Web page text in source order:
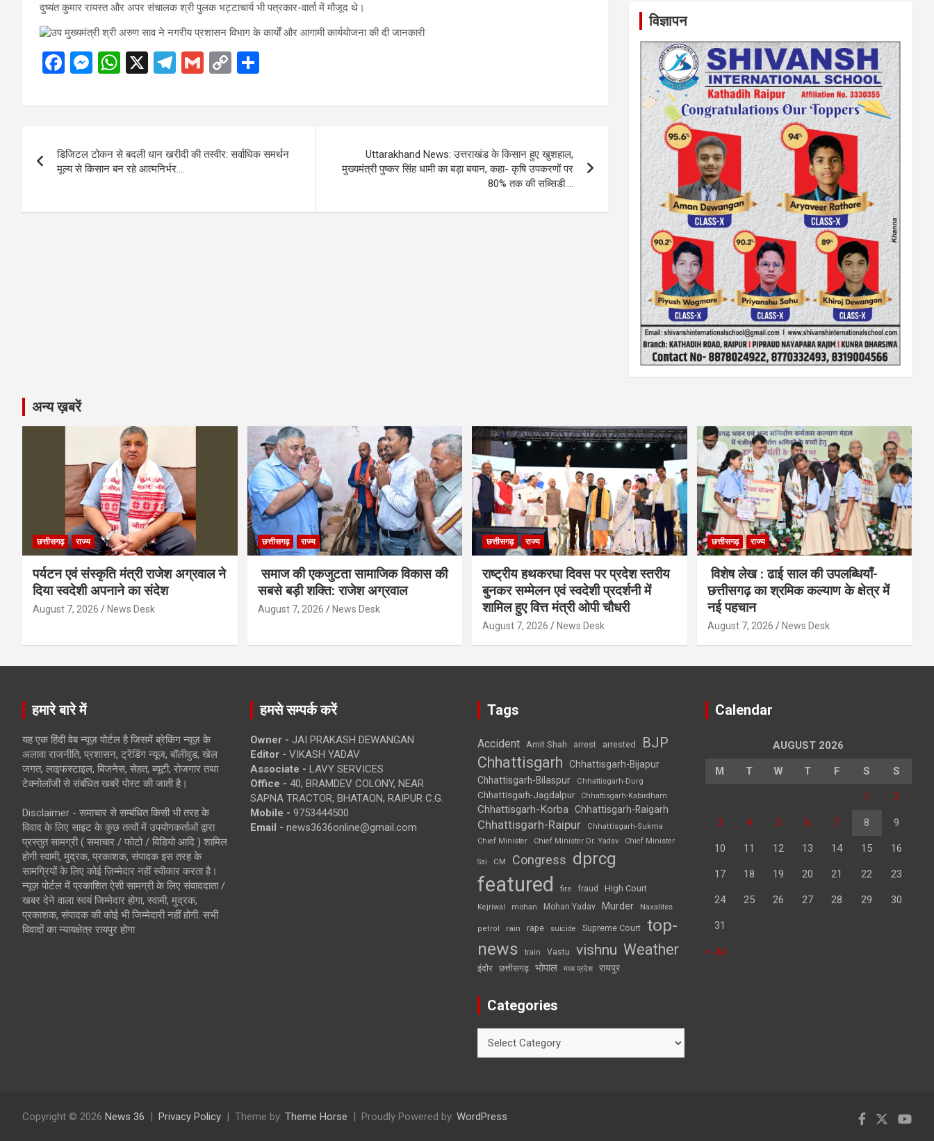
दुष्यंत कुमार रायस्त और अपर संचालक श्री पुलक भट्टाचार्य भी पत्रकार-वार्ता में मौजूद थे।
F
ce
o
o
M
se
g
er
W
at
A
p
X
T
e
a
m
G
ail
C
py
n
ar
navigation
डिजिटल टोकन से बदली धान खरीदी की तस्वीर: सर्वाधिक समर्थन
मूल्य से किसान बन रहे आत्मनिर्भर….
Uttarakhand News: उत्तराखंड के किसान हुए खुशहाल,
मुख्यमंत्री पुष्कर सिंह धामी का बड़ा बयान, कहा- कृषि उपकरणों पर
80% तक की सब्सिडी….
विज्ञापन
अन्य ख़बरें
छत्तीसगढ़ राज्य
पर्यटन एवं संस्कृति मंत्री राजेश अग्रवाल ने
दिया स्वदेशी अपनाने का संदेश
August 7, 2026 News Desk
छत्तीसगढ़ राज्य
समाज की एकजुटता सामाजिक विकास की
सबसे बड़ी शक्ति: राजेश अग्रवाल
August 7, 2026 News Desk
छत्तीसगढ़ राज्य
राष्ट्रीय हथकरघा दिवस पर प्रदेश स्तरीय
बुनकर सम्मेलन एवं स्वदेशी प्रदर्शनी में
शामिल हुए वित्त मंत्री ओपी चौधरी
August 7, 2026 News Desk
छत्तीसगढ़ राज्य
विशेष लेख : ढाई साल की उपलब्धियाँ-
छत्तीसगढ़ का श्रमिक कल्याण के क्षेत्र में
नई पहचान
August 7, 2026 News Desk
हमारे बारे में
यह एक हिंदी वेब न्यूज़ पोर्टल है जिसमें ब्रेकिंग न्यूज़ के
अलावा राजनीति, प्रशासन, ट्रेंडिंग न्यूज, बॉलीवुड, खेल
जगत, लाइफस्टाइल, बिजनेस, सेहत, ब्यूटी, रोजगार तथा
टेक्नोलॉजी से संबंधित खबरें पोस्ट की जाती है।
Disclaimer - समाचार से सम्बंधित किसी भी तरह के
विवाद के लिए साइट के कुछ तत्वों में उपयोगकर्ताओं द्वारा
प्रस्तुत सामग्री ( समाचार / फोटो / विडियो आदि ) शामिल
होगी स्वामी, मुद्रक, प्रकाशक, संपादक इस तरह के
सामग्रियों के लिए कोई ज़िम्मेदार नहीं स्वीकार करता है।
न्यूज़ पोर्टल में प्रकाशित ऐसी सामग्री के लिए संवाददाता /
खबर देने वाला स्वयं जिम्मेदार होगा, स्वामी, मुद्रक,
प्रकाशक, संपादक की कोई भी जिम्मेदारी नहीं होगी. सभी
विवादों का न्यायक्षेत्र रायपुर होगा
हमसे सम्पर्क करें
Owner - JAI PRAKASH DEWANGAN
Editor - VIKASH YADAV
Associate - LAVY SERVICES
Office - 40, BRAMDEV COLONY, NEAR
SAPNA TRACTOR, BHATAON, RAIPUR C.G.
Mobile - 9753444500
Email - news3636online@gmail.com
Tags
Accident Amit Shah arrest arrested BJP
Chhattisgarh
Chhattisgarh-Bijapur
Chhattisgarh-Bilaspur
Chhattisgarh-Durg
Chhattisgarh-Jagdalpur Chhattisgarh-Kabirdham
Chhattisgarh-Korba Chhattisgarh-Raigarh
Chhattisgarh-Raipur
Chhattisgarh-Sukma
Chief Minister
Chief Minister Dr. Yadav Chief Minister
Sai CM Congress dprcg
featured fire fraud High Court
Kejriwal mohan Mohan Yadav Murder Naxalites
petrol rain rape suicide Supreme Court top-
news
train Vastu vishnu Weather
इंदौर छत्तीसगढ़ भोपाल मध्य प्रदेश रायपुर
Categories
Calendar
AUGUST 2026
M T W T F S S
1 2
3 4 5 6 7 8 9
10 11 12 13 14 15 16
17 18 19 20 21 22 23
24 25 26 27 28 29 30
31
« Jul
Copyright © 2026 News 36 Privacy Policy Theme by: Theme Horse Proudly Powered by: WordPress